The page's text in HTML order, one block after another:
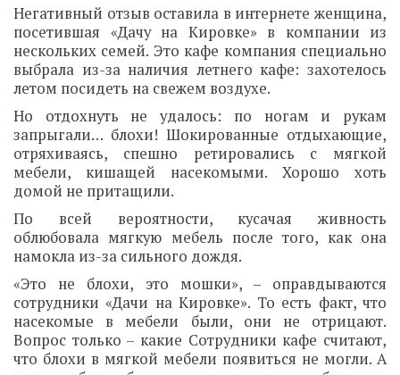
Негативный отзыв оставила в интернете женщина,
посетившая «Дачу на Кировке» в компании из
нескольких семей. Это кафе компания специально
выбрала из-за наличия летнего кафе: захотелось
летом посидеть на свежем воздухе.
Но отдохнуть не удалось: по ногам и рукам
запрыгали… блохи! Шокированные отдыхающие,
отряхиваясь, спешно ретировались с мягкой
мебели, кишащей насекомыми. Хорошо хоть
домой не притащили.
По всей вероятности, кусачая живность
облюбовала мягкую мебель после того, как она
намокла из-за сильного дождя.
«Это не блохи, это мошки», – оправдываются
сотрудники «Дачи на Кировке». То есть факт, что
насекомые в мебели были, они не отрицают.
Вопрос только – какие Сотрудники кафе считают,
что блохи в мягкой мебели появиться не могли. А